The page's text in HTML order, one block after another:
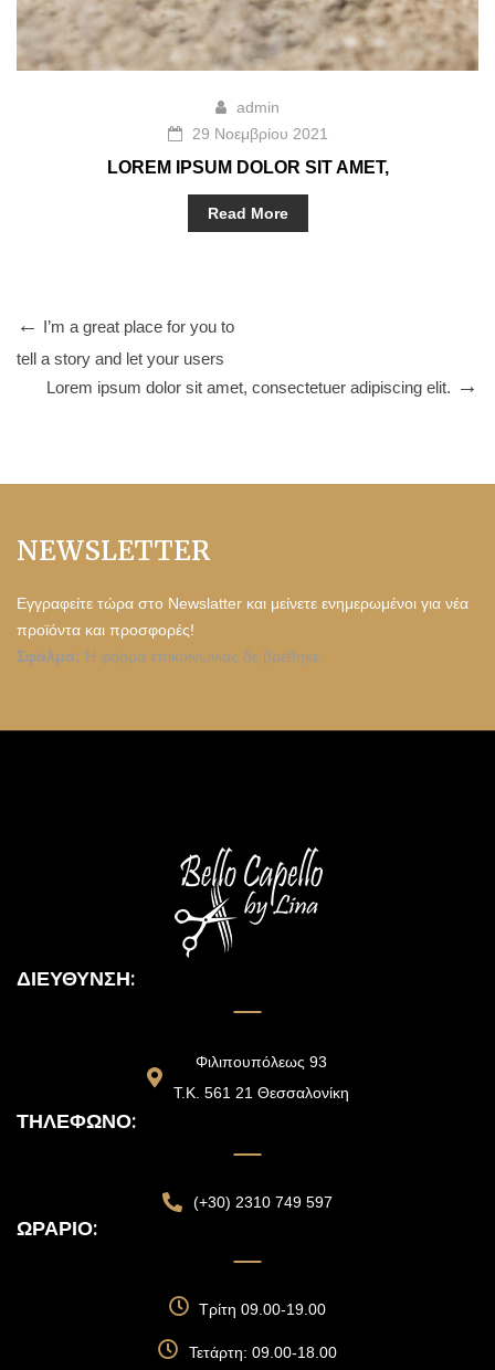
admin
29 Νοεμβρίου 2021
LOREM IPSUM DOLOR SIT AMET,
Read More
I’m a great place for you to
tell a story and let your users
Lorem ipsum dolor sit amet, consectetuer adipiscing elit.
NEWSLETTER
Εγγραφείτε τώρα στο Newslatter και μείνετε ενημερωμένοι για νέα
προϊόντα και προσφορές!
Σφάλμα: Η φόρμα επικοινωνίας δε βρέθηκε.
ΔΙΕΎΘΥΝΣΗ:
Φιλιπουπόλεως 93
Τ.Κ. 561 21 Θεσσαλονίκη
ΤΗΛΈΦΩΝΟ:
(+30) 2310 749 597
ΩΡΆΡΙΟ:
Τρίτη 09.00-19.00
Τετάρτη: 09.00-18.00